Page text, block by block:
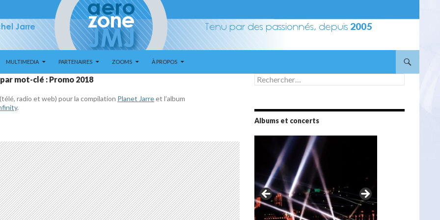
MULTIMEDIA PARTENAIRES ZOOMS À PROPOS
mot-clé : Promo 2018
radio et web) pour la compilation Planet Jarreet l’album
.
Rechercher :
Albums et concerts